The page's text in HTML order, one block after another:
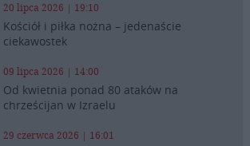
20 lipca 2026 | 19:10
Kościół i piłka nożna – jedenaście
ciekawostek
09 lipca 2026 | 14:00
Od kwietnia ponad 80 ataków na
chrześcijan w Izraelu
29 czerwca 2026 | 16:01